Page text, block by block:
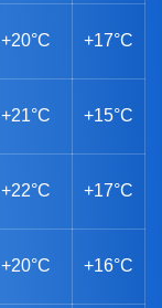
+20°C +17°C
+21°C +15°C
+22°C +17°C
+20°C +16°C